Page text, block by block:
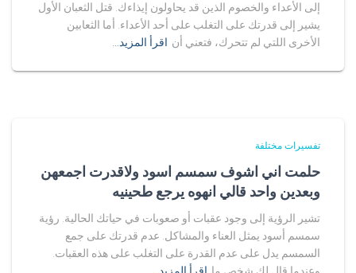
إلى الأعداء والخصوم الذين قد يحاولون إيذاءك. قتل الثعبان الأول
يشير إلى قدرتك على التغلب على أحد الأعداء. أما الثعابين
الأخرى اللتي لم تتحرك، فتعني أن اقرأ المزيد…
تفسيرات مختلفة
حلمت اني اشوف سمسم اسود ولاقدرت اجمعهن
وبعدين واحد قالي انهوه يرجع طحينيه
تشير الرؤية إلى وجود عقبات أو صعوبات في حياتك الحالية. رؤية
سمسم أسود يمثل العناء والمشاكل. عدم قدرتك على جمع
السمسم يدل على عدم القدرة على التغلب على هذه العقبات.